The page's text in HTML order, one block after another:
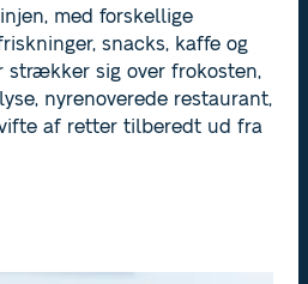
med forskellige
snacks, kaffe og
strækker sig over frokosten,
nyrenoverede restaurant,
af retter tilberedt ud fra